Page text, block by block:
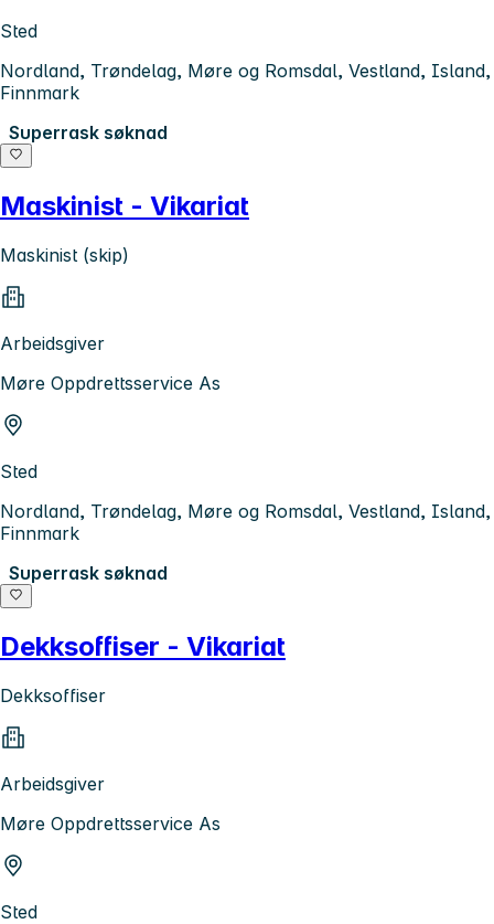
Sted
Nordland, Trøndelag, Møre og Romsdal, Vestland, Island,
Finnmark
Superrask søknad
Maskinist - Vikariat
Maskinist (skip)
Arbeidsgiver
Møre Oppdrettsservice As
Sted
Nordland, Trøndelag, Møre og Romsdal, Vestland, Island,
Finnmark
Superrask søknad
Dekksoffiser - Vikariat
Dekksoffiser
Arbeidsgiver
Møre Oppdrettsservice As
Sted